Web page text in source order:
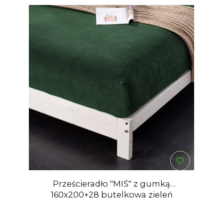
Prześcieradło "MIŚ" z gumką
160x200+28 butelkowa zieleń